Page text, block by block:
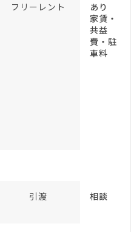
フリーレント
あり
家賃・
共益
費・駐
車料
引渡 相談